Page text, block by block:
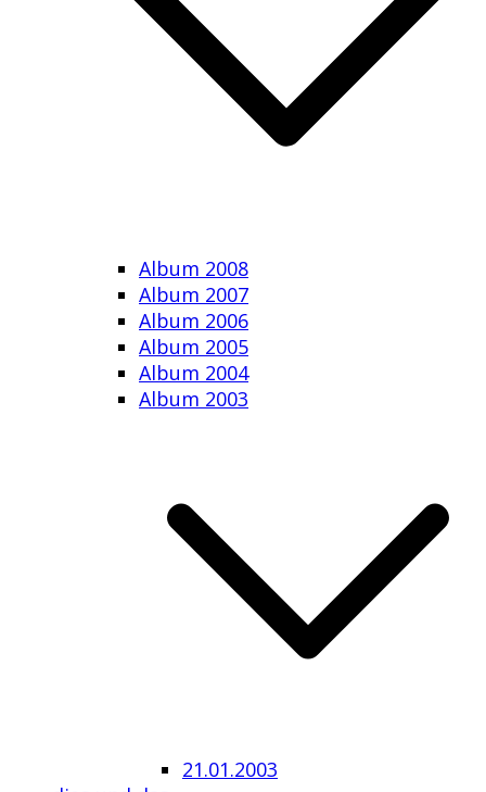
Album 2008
Album 2007
Album 2006
Album 2005
Album 2004
Album 2003
21.01.2003